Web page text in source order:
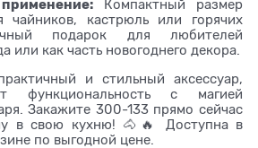
Компактный размер
чайников, кастрюль или горячих
подарок для любителей
или как часть новогоднего декора.
и стильный аксессуар,
функциональность с магией
Закажите 300-133 прямо сейчас
в свою кухню! 🐴🔥 Доступна в
по выгодной цене.